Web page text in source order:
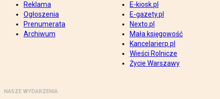
Reklama
Ogłoszenia
Prenumerata
Archiwum
E-kiosk.pl
E-gazety.pl
Nexto.pl
Mała księgowość
Kancelarierp.pl
Wieści Rolnicze
Życie Warszawy
NASZE WYDARZENIA